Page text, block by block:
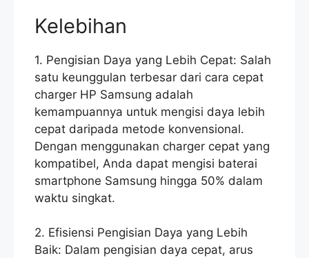
Kelebihan
1. Pengisian Daya yang Lebih Cepat: Salah
satu keunggulan terbesar dari cara cepat
charger HP Samsung adalah
kemampuannya untuk mengisi daya lebih
cepat daripada metode konvensional.
Dengan menggunakan charger cepat yang
kompatibel, Anda dapat mengisi baterai
smartphone Samsung hingga 50% dalam
waktu singkat.
2. Efisiensi Pengisian Daya yang Lebih
Baik: Dalam pengisian daya cepat, arus